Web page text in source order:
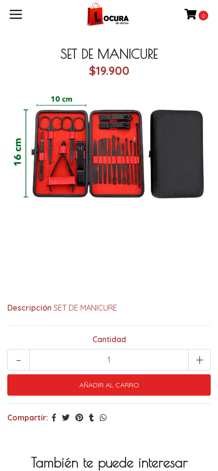
0
SET DE MANICURE
$19.900
Descripción SET DE MANICURE
Cantidad
+
-
Compartir:
También te puede interesar